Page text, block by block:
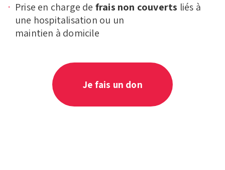
Prise en charge de frais non couverts liés à
une hospitalisation ou un
maintien à domicile
Je fais un don